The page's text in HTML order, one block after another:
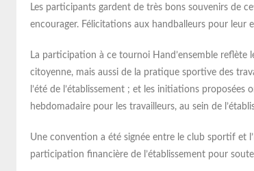
Les participants gardent de très bons souvenirs de
encourager. Félicitations aux handballeurs pour leur
La participation à ce tournoi Hand’ensemble reflète
citoyenne, mais aussi de la pratique sportive des
l’été de l’établissement ; et les initiations
hebdomadaire pour les travailleurs, au sein de
Une convention a été signée entre le club sportif et
participation financière de l’établissement pour
Sous un beau soleil, la présidente, la
administrateurs ainsi que la directrice
de l’établissement se sont rendus sur le
Spécialisé intégrant la MAS La Clarée
actuelle. Cette visite avait pour objectif
d’échanger sur les prochaines étapes
du projet. Merci à Mickaël
handicap
organisé, aux côtés
nationale, une
suivie de la
de partenariat.
prise en compte des
présentant une